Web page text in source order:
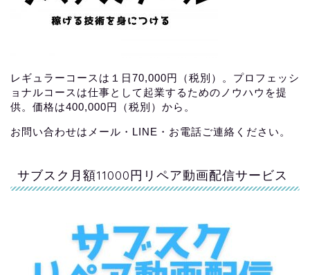
レギュラーコースは１日70,000円（税別）。プロフェッシ
ョナルコースは仕事として起業するためのノウハウを提
供。価格は400,000円（税別）から。
お問い合わせはメール・LINE・お電話ご連絡ください。
サブスク月額11000円リペア動画配信サービス